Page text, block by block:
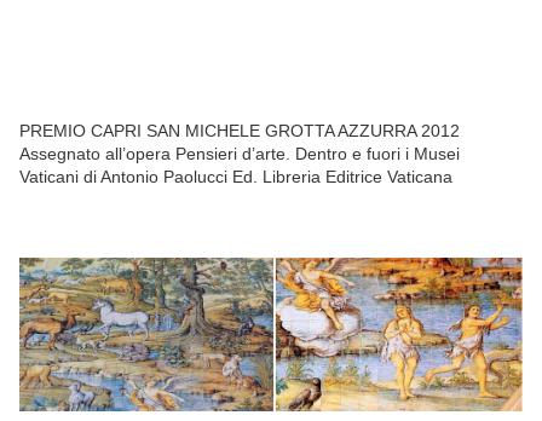
PREMIO CAPRI SAN MICHELE GROTTA AZZURRA 2012
Assegnato all’opera Pensieri d’arte. Dentro e fuori i Musei
Vaticani di Antonio Paolucci Ed. Libreria Editrice Vaticana